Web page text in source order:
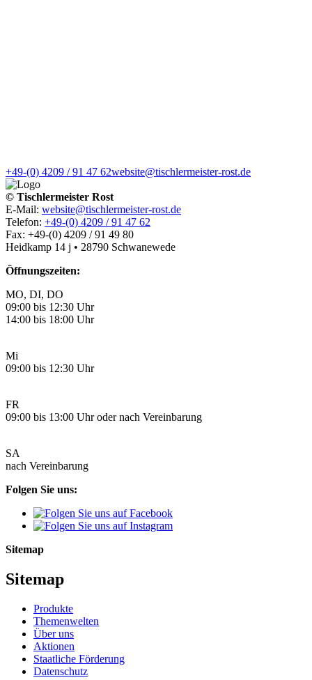
+49-(0) 4209 / 91 47 62website@tischlermeister-rost.de
© Tischlermeister Rost
E-Mail: website@tischlermeister-rost.de
Telefon: +49-(0) 4209 / 91 47 62
Fax: +49-(0) 4209 / 91 49 80
Heidkamp 14 j • 28790 Schwanewede
Öffnungszeiten:
MO, DI, DO
09:00 bis 12:30 Uhr
14:00 bis 18:00 Uhr
Mi
09:00 bis 12:30 Uhr
FR
09:00 bis 13:00 Uhr oder nach Vereinbarung
SA
nach Vereinbarung
Folgen Sie uns:
Sitemap
Sitemap
Produkte
Themenwelten
Über uns
Aktionen
Staatliche Förderung
Datenschutz